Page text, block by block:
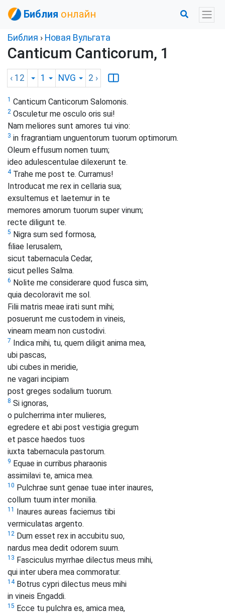
Библия онлайн
Библия › Новая Вульгата
Canticum Canticorum, 1
‹ 12 1 NVG 2 ›
1 Canticum Canticorum Salomonis.
2 Osculetur me osculo oris sui!
Nam meliores sunt amores tui vino:
3 in fragrantiam unguentorum tuorum optimorum.
Oleum effusum nomen tuum;
ideo adulescentulae dilexerunt te.
4Trahe me post te. Curramus!
Introducat me rex in cellaria sua;
exsultemus et laetemur in te
memores amorum tuorum super vinum;
recte diligunt te.
5 Nigra sum sed formosa,
filiae Ierusalem,
sicut tabernacula Cedar,
sicut pelles Salma.
6 Nolite me considerare quod fusca sim,
quia decoloravit me sol.
Filii matris meae irati sunt mihi;
posuerunt me custodem in vineis,
vineam meam non custodivi.
7
Indica mihi, tu, quem diligit anima mea,
ubi pascas,
ubi cubes in meridie,
ne vagari incipiam
post greges sodalium tuorum.
8 Si ignoras,
o pulcherrima inter mulieres,
egredere et abi post vestigia gregum
et pasce haedos tuos
iuxta tabernacula pastorum.
9 Equae in curribus pharaonis
assimilavi te, amica mea.
10 Pulchrae sunt genae tuae inter inaures,
collum tuum inter monilia.
11
Inaures aureas faciemus tibi
vermiculatas argento.
12 Dum esset rex in accubitu suo,
nardus mea dedit odorem suum.
13 Fasciculus myrrhae dilectus meus mihi,
qui inter ubera mea commoratur.
14Botrus cypri dilectus meus mihi
in vineis Engaddi.
15 Ecce tu pulchra es, amica mea,